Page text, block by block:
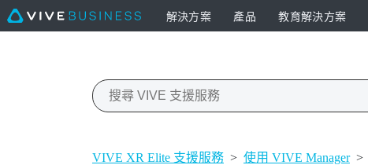
解決方案 產品 教育解決方案
VIVE XR Elite 支援服務 > 使用 VIVE Manager >